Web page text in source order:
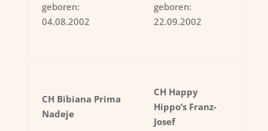
geboren:
04.08.2002
geboren:
22.09.2002
CH Bibiana Prima
Nadeje
CH Happy
Hippo’s Franz-
Josef